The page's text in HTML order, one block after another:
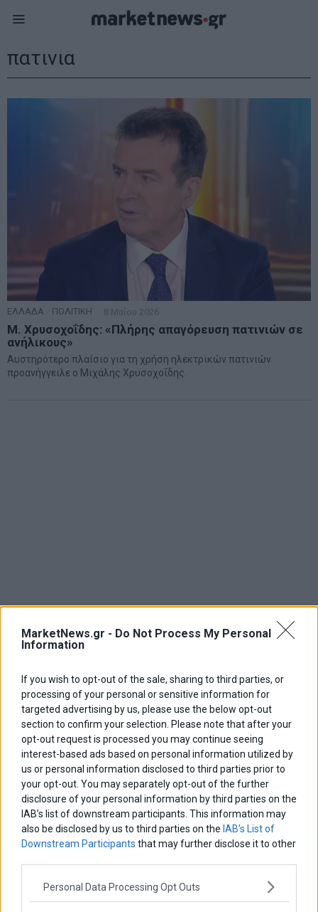
MarketNews.gr - Do Not Process My Personal
Information
If you wish to opt-out of the sale, sharing to third parties, or
processing of your personal or sensitive information for
targeted advertising by us, please use the below opt-out
section to confirm your selection. Please note that after your
opt-out request is processed you may continue seeing
interest-based ads based on personal information utilized by
us or personal information disclosed to third parties prior to
your opt-out. You may separately opt-out of the further
disclosure of your personal information by third parties on the
IAB’s list of downstream participants. This information may
also be disclosed by us to third parties on the IAB’s List of
Downstream Participants that may further disclose it to other
Personal Data Processing Opt Outs
πατινια
ΕΛΛΑΔΑ ΠΟΛΙΤΙΚΗ 8 Μαΐου 2026
Μ. Χρυσοχοΐδης: «Πλήρης απαγόρευση πατινιών σε
ανήλικους»
Αυστηρότερο πλαίσιο για τη χρήση ηλεκτρικών πατινιών
προανήγγειλε ο Μιχάλης Χρυσοχοΐδης.
ΑΡΘΡΟΓΡΑΦΟΙ
Ελευθερία Κούρταλη
Οι «τιμωροί» των ομολόγων επέστρεψαν
Εύη Φραγκάκη
Η αληθινή παιδεία ξεκινά από την ψυχή…
Σταματίνα Σταματάκου
Η βία κατά των ζώων δεν αντέχει βολικές ερμηνείες
Δημήτρης Καμπουράκης